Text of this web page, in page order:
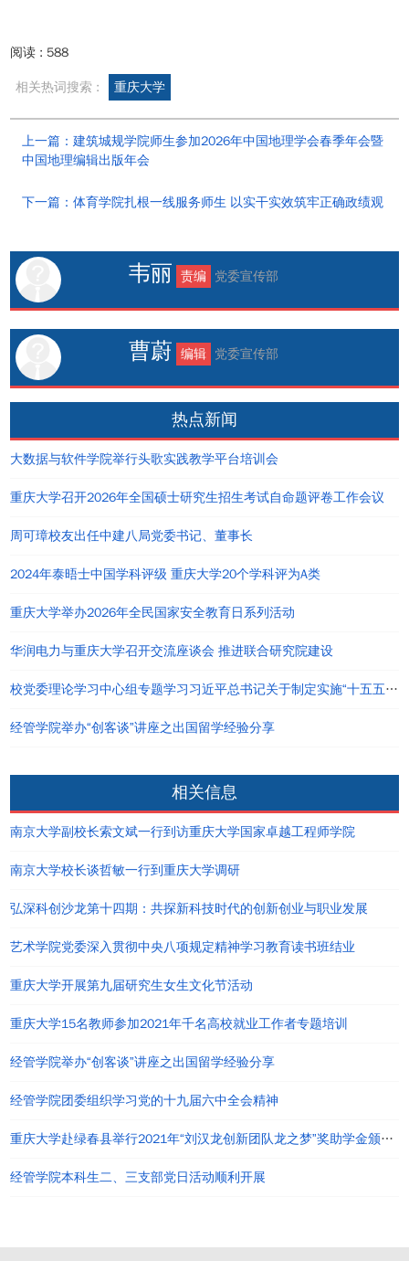
阅读 : 588
相关热词搜索 : 重庆大学
上一篇：建筑城规学院师生参加2026年中国地理学会春季年会暨
中国地理编辑出版年会
下一篇：体育学院扎根一线服务师生 以实干实效筑牢正确政绩观
韦丽 责编 党委宣传部
曹蔚 编辑 党委宣传部
热点新闻
大数据与软件学院举行头歌实践教学平台培训会
重庆大学召开2026年全国硕士研究生招生考试自命题评卷工作会议
周可璋校友出任中建八局党委书记、董事长
2024年泰晤士中国学科评级 重庆大学20个学科评为A类
重庆大学举办2026年全民国家安全教育日系列活动
华润电力与重庆大学召开交流座谈会 推进联合研究院建设
校党委理论学习中心组专题学习习近平总书记关于制定实施“十五五”规划的重要论述和重要指示
经管学院举办“创客谈”讲座之出国留学经验分享
相关信息
南京大学副校长索文斌一行到访重庆大学国家卓越工程师学院
南京大学校长谈哲敏一行到重庆大学调研
弘深科创沙龙第十四期：共探新科技时代的创新创业与职业发展
艺术学院党委深入贯彻中央八项规定精神学习教育读书班结业
重庆大学开展第九届研究生女生文化节活动
重庆大学15名教师参加2021年千名高校就业工作者专题培训
经管学院举办“创客谈”讲座之出国留学经验分享
经管学院团委组织学习党的十九届六中全会精神
重庆大学赴绿春县举行2021年“刘汉龙创新团队龙之梦”奖助学金颁发仪式
经管学院本科生二、三支部党日活动顺利开展